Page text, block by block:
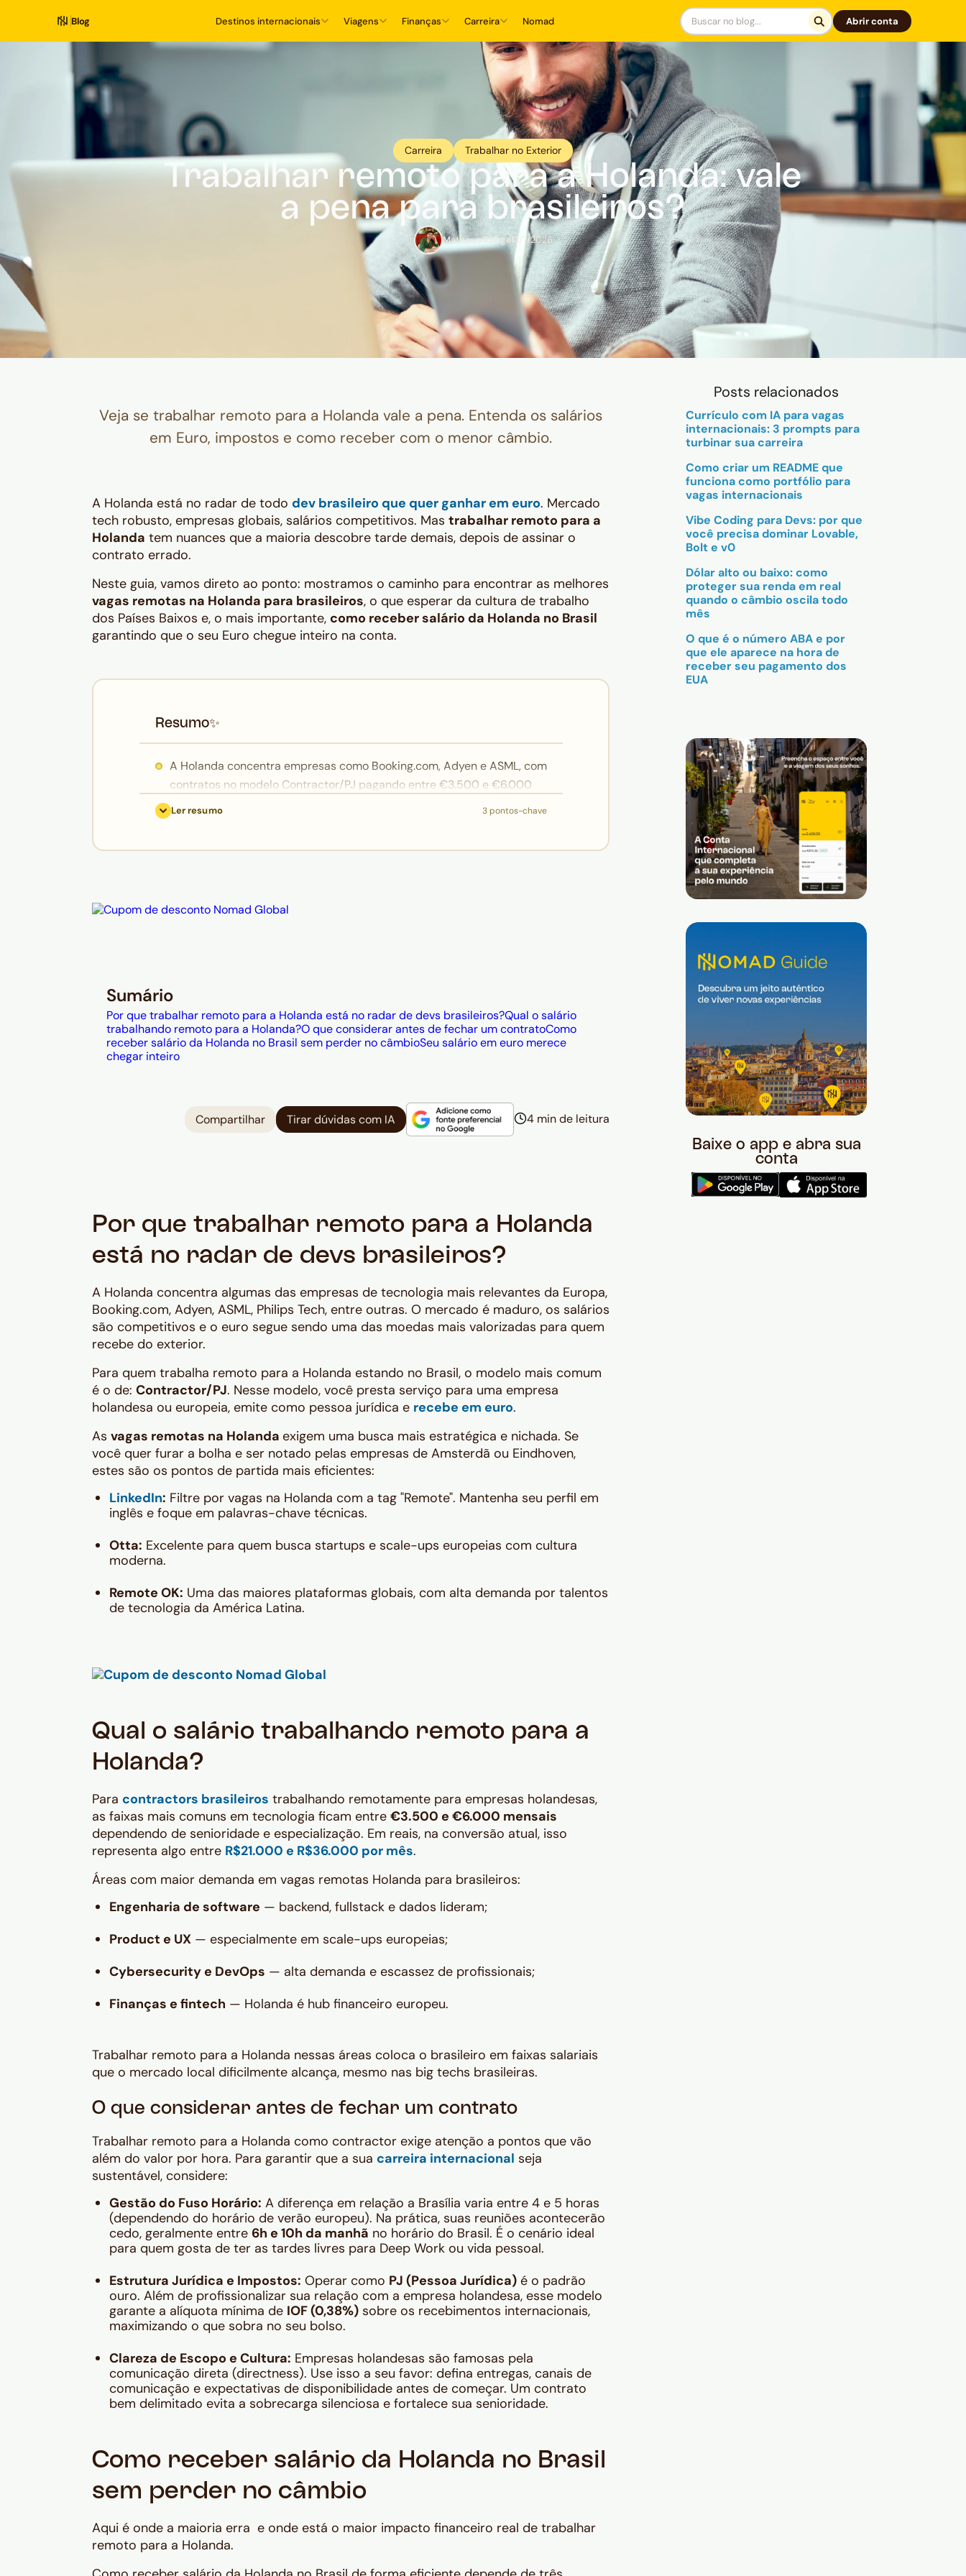
Blog Destinos internacionais Viagens Finanças Carreira Nomad Abrir conta
Carreira Trabalhar no Exterior
Trabalhar remoto para a Holanda: vale
a pena para brasileiros?
Matheus Rangel3/7/2026
Veja se trabalhar remoto para a Holanda vale a pena. Entenda os salários
em Euro, impostos e como receber com o menor câmbio.
A Holanda está no radar de todo dev brasileiro que quer ganhar em euro. Mercado
tech robusto, empresas globais, salários competitivos. Mas trabalhar remoto para a
Holanda tem nuances que a maioria descobre tarde demais, depois de assinar o
contrato errado.
Neste guia, vamos direto ao ponto: mostramos o caminho para encontrar as melhores
vagas remotas na Holanda para brasileiros, o que esperar da cultura de trabalho
dos Países Baixos e, o mais importante, como receber salário da Holanda no Brasil
garantindo que o seu Euro chegue inteiro na conta.
Resumo✨
A Holanda concentra empresas como Booking.com, Adyen e ASML, com
contratos no modelo Contractor/PJ pagando entre €3.500 e €6.000
mensais (R$21.000 a R$36.000), em áreas como engenharia de
Husky permite receber em euro pelo dólar comercial, sem spread nem
Ler resumo 3 pontos-chave
Sumário
Por que trabalhar remoto para a Holanda está no radar de devs brasileiros?Qual o salário
trabalhando remoto para a Holanda?O que considerar antes de fechar um contratoComo
receber salário da Holanda no Brasil sem perder no câmbioSeu salário em euro merece
chegar inteiro
Compartilhar Tirar dúvidas com IA 4 min de leitura
Por que trabalhar remoto para a Holanda
está no radar de devs brasileiros?
A Holanda concentra algumas das empresas de tecnologia mais relevantes da Europa,
Booking.com, Adyen, ASML, Philips Tech, entre outras. O mercado é maduro, os salários
são competitivos e o euro segue sendo uma das moedas mais valorizadas para quem
recebe do exterior.
Para quem trabalha remoto para a Holanda estando no Brasil, o modelo mais comum
é o de: Contractor/PJ. Nesse modelo, você presta serviço para uma empresa
holandesa ou europeia, emite como pessoa jurídica e recebe em euro.
As vagas remotas na Holanda exigem uma busca mais estratégica e nichada. Se
você quer furar a bolha e ser notado pelas empresas de Amsterdã ou Eindhoven,
estes são os pontos de partida mais eficientes:
LinkedIn: Filtre por vagas na Holanda com a tag "Remote". Mantenha seu perfil em
inglês e foque em palavras-chave técnicas.
Otta: Excelente para quem busca startups e scale-ups europeias com cultura
moderna.
Remote OK: Uma das maiores plataformas globais, com alta demanda por talentos
de tecnologia da América Latina.
Qual o salário trabalhando remoto para a
Holanda?
Para contractors brasileiros trabalhando remotamente para empresas holandesas,
as faixas mais comuns em tecnologia ficam entre €3.500 e €6.000 mensais
dependendo de senioridade e especialização. Em reais, na conversão atual, isso
representa algo entre R$21.000 e R$36.000 por mês.
Áreas com maior demanda em vagas remotas Holanda para brasileiros:
Engenharia de software — backend, fullstack e dados lideram;
Product e UX — especialmente em scale-ups europeias;
Cybersecurity e DevOps — alta demanda e escassez de profissionais;
Finanças e fintech — Holanda é hub financeiro europeu.
Trabalhar remoto para a Holanda nessas áreas coloca o brasileiro em faixas salariais
que o mercado local dificilmente alcança, mesmo nas big techs brasileiras.
O que considerar antes de fechar um contrato
Trabalhar remoto para a Holanda como contractor exige atenção a pontos que vão
além do valor por hora. Para garantir que a sua carreira internacional seja
sustentável, considere:
Gestão do Fuso Horário: A diferença em relação a Brasília varia entre 4 e 5 horas
(dependendo do horário de verão europeu). Na prática, suas reuniões acontecerão
cedo, geralmente entre 6h e 10h da manhã no horário do Brasil. É o cenário ideal
para quem gosta de ter as tardes livres para Deep Work ou vida pessoal.
Estrutura Jurídica e Impostos: Operar como PJ (Pessoa Jurídica) é o padrão
ouro. Além de profissionalizar sua relação com a empresa holandesa, esse modelo
garante a alíquota mínima de IOF (0,38%) sobre os recebimentos internacionais,
maximizando o que sobra no seu bolso.
Clareza de Escopo e Cultura: Empresas holandesas são famosas pela
comunicação direta (directness). Use isso a seu favor: defina entregas, canais de
comunicação e expectativas de disponibilidade antes de começar. Um contrato
bem delimitado evita a sobrecarga silenciosa e fortalece sua senioridade.
Como receber salário da Holanda no Brasil
sem perder no câmbio
Aqui é onde a maioria erra e onde está o maior impacto financeiro real de trabalhar
remoto para a Holanda.
Posts relacionados
Currículo com IA para vagas
internacionais: 3 prompts para
turbinar sua carreira
Como criar um README que
funciona como portfólio para
vagas internacionais
Vibe Coding para Devs: por que
você precisa dominar Lovable,
Bolt e v0
Dólar alto ou baixo: como
proteger sua renda em real
quando o câmbio oscila todo
mês
O que é o número ABA e por
que ele aparece na hora de
receber seu pagamento dos
EUA
Baixe o app e abra sua
conta